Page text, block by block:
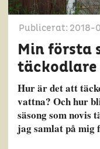
Publicerat: 2018-
Min första
täckodlare
Hur är det att
vattna? Och hur
säsong som novis
jag samlat på mig